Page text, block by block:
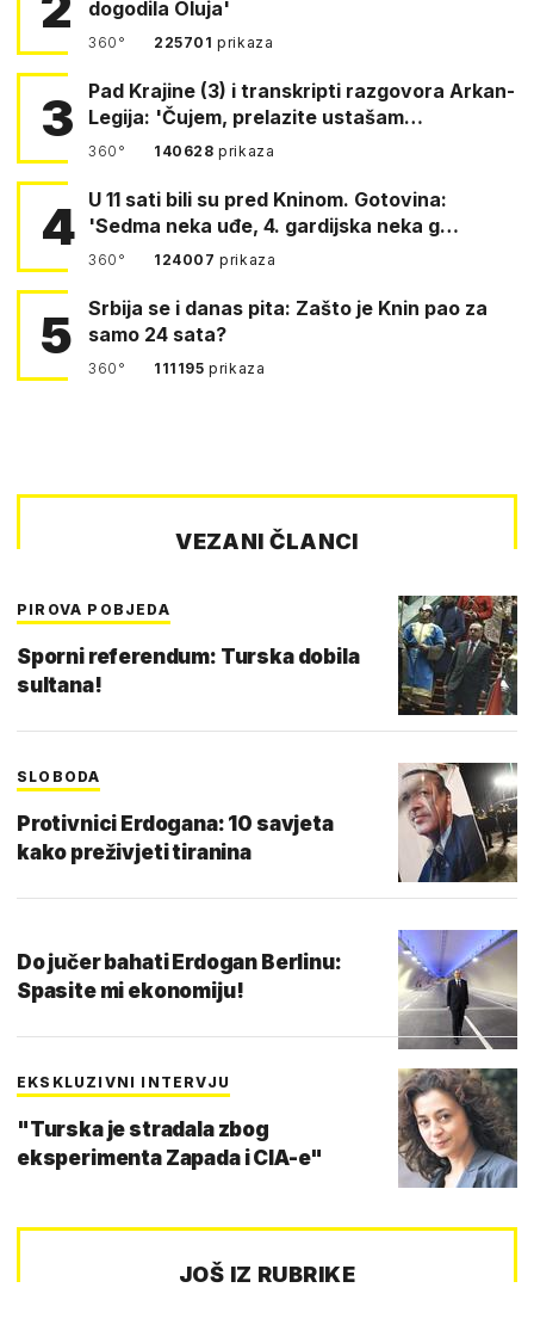
dogodila Oluja'
360° 225701prikaza
3
Pad Krajine (3) i transkripti razgovora Arkan-
Legija: 'Čujem, prelazite ustašam…
360° 140628prikaza
4 U 11 sati bili su pred Kninom. Gotovina:
'Sedma neka uđe, 4. gardijska neka g…
360° 124007prikaza
5
Srbija se i danas pita: Zašto je Knin pao za
samo 24 sata?
360° 111195prikaza
VEZANI ČLANCI
PIROVA POBJEDA
Sporni referendum: Turska dobila
sultana!
SLOBODA
Protivnici Erdogana: 10 savjeta
kako preživjeti tiranina
Do jučer bahati Erdogan Berlinu:
Spasite mi ekonomiju!
EKSKLUZIVNI INTERVJU
"Turska je stradala zbog
eksperimenta Zapada i CIA-e"
JOŠ IZ RUBRIKE